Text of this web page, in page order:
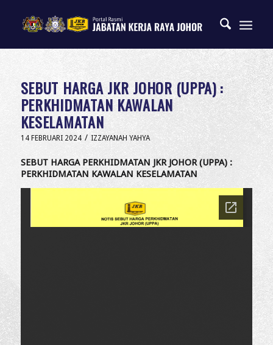
SEBUT HARGA JKR JOHOR (UPPA) :
PERKHIDMATAN KAWALAN
KESELAMATAN
14 FEBRUARI 2024 / IZZAYANAH YAHYA
SEBUT HARGA PERKHIDMATAN JKR JOHOR (UPPA) :
PERKHIDMATAN KAWALAN KESELAMATAN